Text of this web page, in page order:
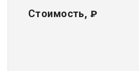
Стоимость, ₽